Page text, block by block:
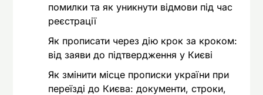
помилки та як уникнути відмови під час
реєстрації
Як прописати через дію крок за кроком:
від заяви до підтвердження у Києві
Як змінити місце прописки україни при
переїзді до Києва: документи, строки,